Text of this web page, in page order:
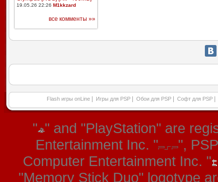
19.05.26 22:26 M1kkzard
все комменты »»
Flash игры onLine Игры для PSP Обои для PSP Софт для PSP
" " and "PlayStation" are
Entertainment Inc. "
",
Computer Entertainment Inc. "
"Memory Stick Duo" logotype